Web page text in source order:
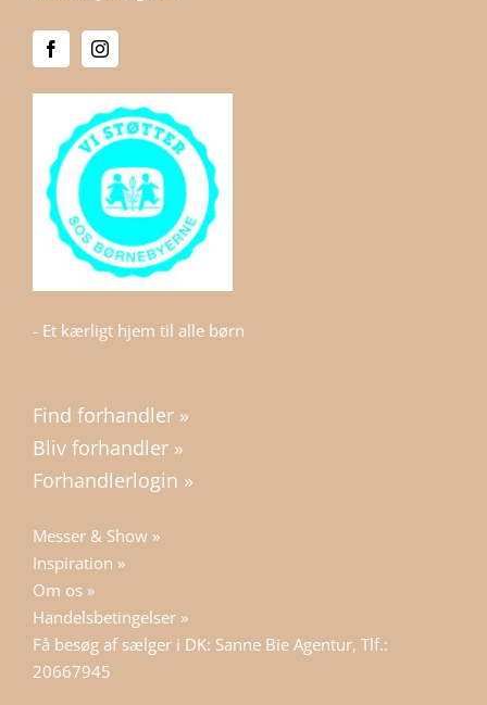
- Et kærligt hjem til alle børn
Find forhandler »
Bliv forhandler »
Forhandlerlogin »
Messer & Show »
Inspiration »
Om os »
Handelsbetingelser »
Få besøg af sælger i DK: Sanne Bie Agentur, Tlf.:
20667945